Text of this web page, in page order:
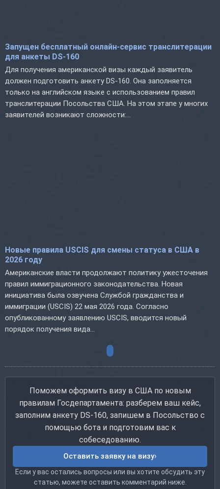
Запущен бесплатный онлайн-сервис транслитерации
для анкеты DS-160
Для получения американской визы каждый заявитель
должен подготовить анкету DS-160. Она заполняется
только на английском языке с использованием правил
транслитерации Посольства США. На этом этапе у многих
заявителей возникают сложности:...
Новые правила USCIS для смены статуса в США в
2026 году
Американские власти продолжают политику ужесточения
правил иммиграционного законодательства. Новая
инициатива была озвучена Службой гражданства и
иммиграции (USCIS) 22 мая 2026 года. Согласно
опубликованному заявлению USCIS, вводится новый
порядок получения вида...
Поможем оформить визу в США по новым
правилам Госдепартамента: разберем ваш кейс,
заполним анкету DS-160, запишем в Посольство с
помощью бота и подготовим вас к
собеседованию.
Оставить заявку на визу
Если у вас остались вопросы или вы хотите обсудить эту
статью, можете оставить комментарий ниже.